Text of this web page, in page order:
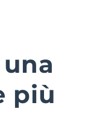
più